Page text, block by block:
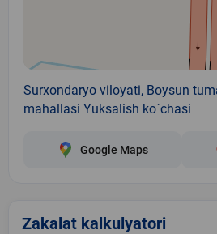
Surxondaryo viloyati, Boysun
mahallasi Yuksalish ko`chasi
Google Maps
Zakalat kalkulyatori